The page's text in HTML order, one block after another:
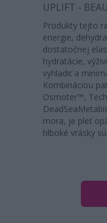
UPLIFT -
Produkty tejto
energie,
dostatočnej
hydratácie,
vyhladiť a
Kombináciou
Osmoter™,
mora, je pleť
hlboké vrásky